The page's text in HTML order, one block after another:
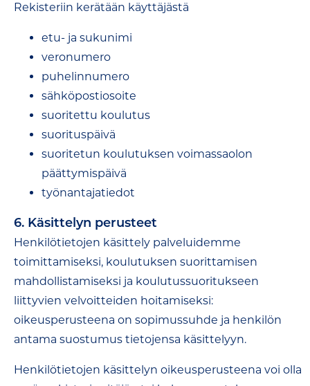
Rekisteriin kerätään käyttäjästä
etu- ja sukunimi
veronumero
puhelinnumero
sähköpostiosoite
suoritettu koulutus
suorituspäivä
suoritetun koulutuksen voimassaolon
päättymispäivä
työnantajatiedot
6. Käsittelyn perusteet
Henkilötietojen käsittely palveluidemme
toimittamiseksi, koulutuksen suorittamisen
mahdollistamiseksi ja koulutussuoritukseen
liittyvien velvoitteiden hoitamiseksi:
oikeusperusteena on sopimussuhde ja henkilön
antama suostumus tietojensa käsittelyyn.
Henkilötietojen käsittelyn oikeusperusteena voi olla